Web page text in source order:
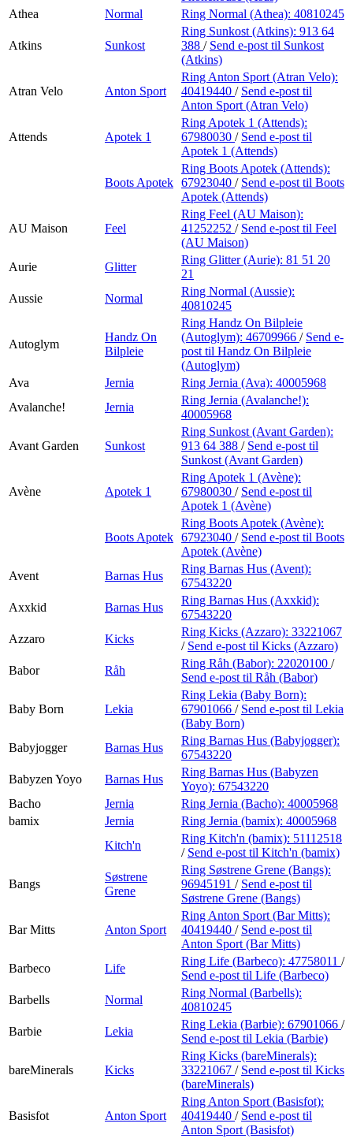
Athea
Normal Ring Normal (Athea): 40810245
Atkins Sunkost
Ring Sunkost (Atkins): 913 64
388 / Send e-post til Sunkost
(Atkins)
Atran Velo Anton Sport
Ring Anton Sport (Atran Velo):
40419440 / Send e-post til
Anton Sport (Atran Velo)
Attends Apotek 1
Ring Apotek 1 (Attends):
67980030 / Send e-post til
Apotek 1 (Attends)
Boots Apotek
Ring Boots Apotek (Attends):
67923040 / Send e-post til Boots
Apotek (Attends)
AU Maison Feel
Ring Feel (AU Maison):
41252252 / Send e-post til Feel
(AU Maison)
Aurie
Glitter
Ring Glitter (Aurie): 81 51 20
21
Aussie
Normal
Ring Normal (Aussie):
40810245
Autoglym
Handz On
Bilpleie
Ring Handz On Bilpleie
(Autoglym): 46709966 / Send e-
post til Handz On Bilpleie
(Autoglym)
Ava
Jernia Ring Jernia (Ava): 40005968
Avalanche!
Jernia
Ring Jernia (Avalanche!):
40005968
Avant Garden Sunkost
Ring Sunkost (Avant Garden):
913 64 388 / Send e-post til
Sunkost (Avant Garden)
Avène Apotek 1
Ring Apotek 1 (Avène):
67980030 / Send e-post til
Apotek 1 (Avène)
Boots Apotek
Ring Boots Apotek (Avène):
67923040 / Send e-post til Boots
Apotek (Avène)
Avent
Barnas Hus
Ring Barnas Hus (Avent):
67543220
Axxkid
Barnas Hus
Ring Barnas Hus (Axxkid):
67543220
Azzaro
Kicks
Ring Kicks (Azzaro): 33221067
/ Send e-post til Kicks (Azzaro)
Babor
Råh
Ring Råh (Babor): 22020100 /
Send e-post til Råh (Babor)
Baby Born Lekia
Ring Lekia (Baby Born):
67901066 / Send e-post til Lekia
(Baby Born)
Babyjogger
Barnas Hus
Ring Barnas Hus (Babyjogger):
67543220
Babyzen Yoyo
Barnas Hus
Ring Barnas Hus (Babyzen
Yoyo): 67543220
Bacho
Jernia Ring Jernia (Bacho): 40005968
bamix
Jernia Ring Jernia (bamix): 40005968
Kitch'n
Ring Kitch'n (bamix): 51112518
/ Send e-post til Kitch'n (bamix)
Bangs
Søstrene
Grene
Ring Søstrene Grene (Bangs):
96945191 / Send e-post til
Søstrene Grene (Bangs)
Bar Mitts Anton Sport
Ring Anton Sport (Bar Mitts):
40419440 / Send e-post til
Anton Sport (Bar Mitts)
Barbeco
Life
Ring Life (Barbeco): 47758011 /
Send e-post til Life (Barbeco)
Barbells
Normal
Ring Normal (Barbells):
40810245
Barbie
Lekia
Ring Lekia (Barbie): 67901066 /
Send e-post til Lekia (Barbie)
bareMinerals Kicks
Ring Kicks (bareMinerals):
33221067 / Send e-post til Kicks
(bareMinerals)
Basisfot Anton Sport
Ring Anton Sport (Basisfot):
40419440 / Send e-post til
Anton Sport (Basisfot)